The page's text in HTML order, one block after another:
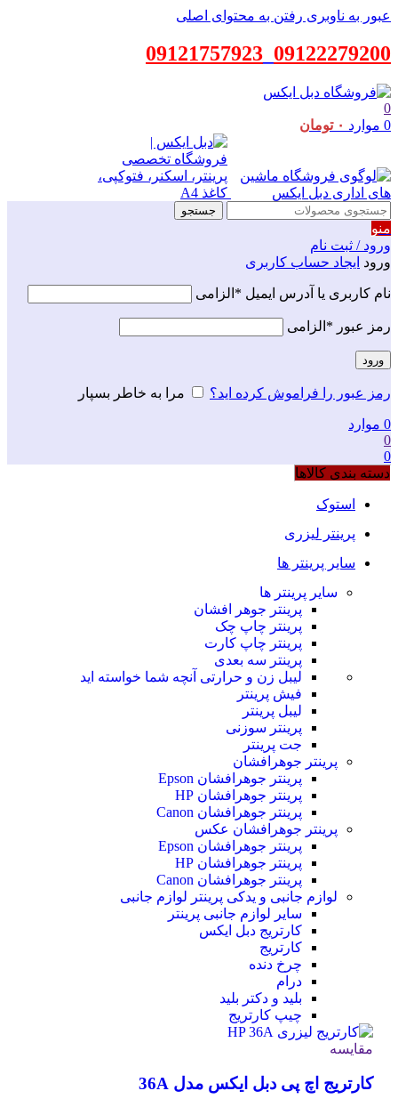
عبور به ناوبری رفتن به محتوای اصلی
09122279200
09121757923
0
0 موارد ۰ تومان
جستجو
منو
ورود / ثبت نام
ورود ایجاد حساب کاربری
نام کاربری یا آدرس ایمیل * الزامی
رمز عبور * الزامی
ورود
رمز عبور را فراموش کرده اید؟ مرا به خاطر بسپار
0 موارد
0
0
دسته بندی کالاها
استوک
پرینتر لیزری
سایر پرینتر ها
سایر پرینتر ها
پرینتر جوهر افشان
پرینتر چاپ چک
پرینتر چاپ کارت
پرینتر سه بعدی
لیبل زن و حرارتی آنچه شما خواسته اید
فیش پرینتر
لیبل پرینتر
پرینتر سوزنی
جت پرینتر
پرینتر جوهرافشان
پرینتر جوهرافشان Epson
پرینتر جوهرافشان HP
پرینتر جوهرافشان Canon
پرینتر جوهرافشان عکس
پرینتر جوهرافشان Epson
پرینتر جوهرافشان HP
پرینتر جوهرافشان Canon
لوازم جانبی و یدکی پرینتر لوازم جانبی
سایر لوازم جانبی پرینتر
کارتریج دبل ایکس
کارتریج
چرخ دنده
درام
بلید و دکتر بلید
چیپ کارتریج
مقایسه
کارتریج اچ پی دبل ایکس مدل 36A